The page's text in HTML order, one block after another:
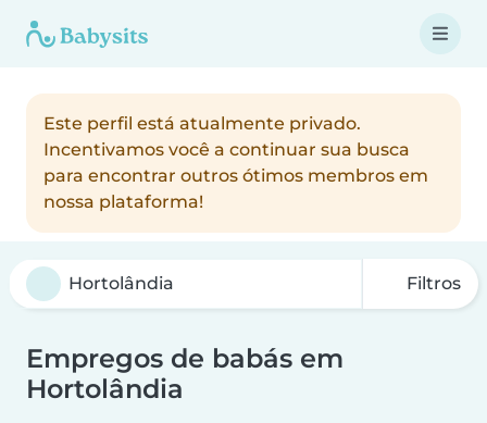
Este perfil está atualmente privado.
Incentivamos você a continuar sua busca
para encontrar outros ótimos membros em
nossa plataforma!
Filtros
Empregos de babás em
Hortolândia